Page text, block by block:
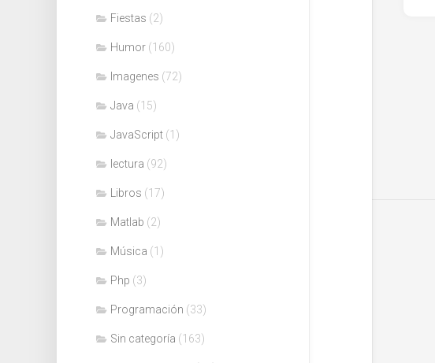
Fiestas (2)
Humor (160)
Imagenes (72)
Java (15)
JavaScript (1)
lectura (92)
Libros (17)
Matlab (2)
Música (1)
Php (3)
Programación (33)
Sin categoría (163)